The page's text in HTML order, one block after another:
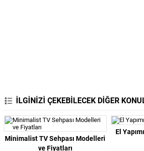
İLGİNİZİ ÇEKEBİLECEK DİĞER
Minimalist TV Sehpası Modelleri
ve Fiyatları
El